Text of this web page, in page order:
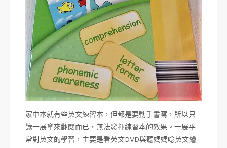
家中本就有些英文練習本，但都是要動手書寫，所以只
讓一展拿來翻閱而已，無法發揮練習本的效果。一展平
常對英文的學習，主要是看英文DVD與聽媽媽唸英文繪